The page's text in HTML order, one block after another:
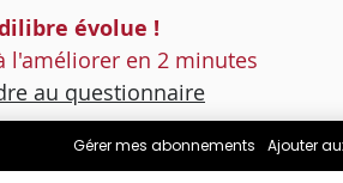
évolue !
l'améliorer en 2 minutes
au questionnaire
Gérer mes abonnements Ajouter